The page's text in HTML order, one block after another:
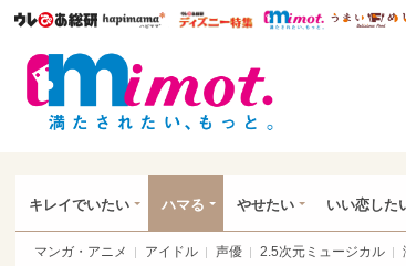
ウレぴあ総研ハピママ* ウレぴあ総研 ディ
mimot.
キレイでいたい ハマる やせたい いい恋した
マンガ・アニメ アイドル 声優 2.5次元ミュージカル